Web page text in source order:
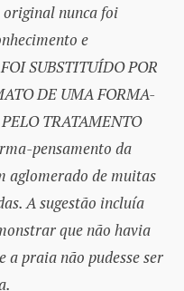
original nunca foi
e
SUBSTITUÍDO POR
DE UMA FORMA-
TRATAMENTO
pensamento da
aglomerado de muitas
A sugestão incluía
que não havia
a praia não pudesse ser